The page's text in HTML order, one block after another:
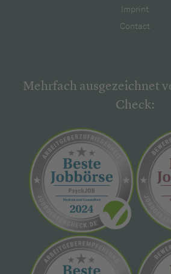
Imprint
Contact
Mehrfach ausgezeichnet
Check: